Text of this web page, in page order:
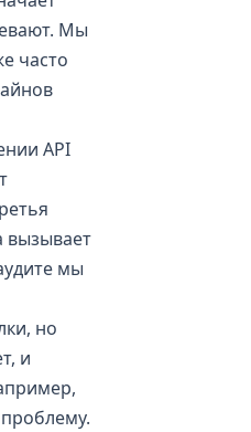
Мы
часто
API
вызывает
мы
но
и